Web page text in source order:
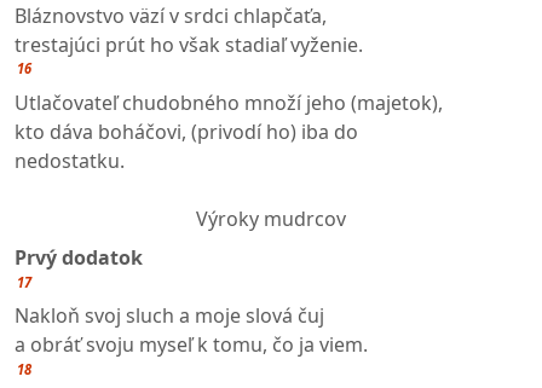
Bláznovstvo väzí v srdci chlapčaťa,
trestajúci prút ho však stadiaľ vyženie.
16
Utlačovateľ chudobného množí jeho (majetok),
kto dáva boháčovi, (privodí ho) iba do
nedostatku.
Výroky mudrcov
Prvý dodatok
17
Nakloň svoj sluch a moje slová čuj
a obráť svoju myseľ k tomu, čo ja viem.
18